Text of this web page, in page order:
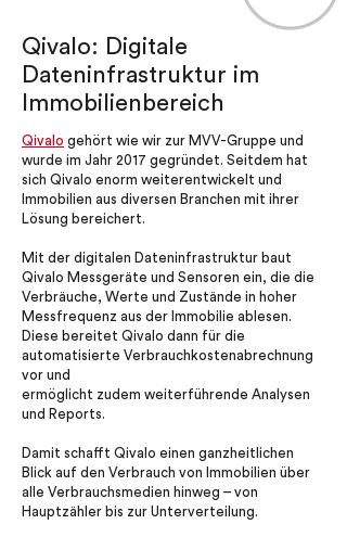
Qivalo: Digitale
Dateninfrastruktur im
Immobilienbereich
Qivalo gehört wie wir zur MVV-Gruppe und
wurde im Jahr 2017 gegründet. Seitdem hat
sich Qivalo enorm weiterentwickelt und
Immobilien aus diversen Branchen mit ihrer
Lösung bereichert.
Mit der digitalen Dateninfrastruktur baut
Qivalo Messgeräte und Sensoren ein, die die
Verbräuche, Werte und Zustände in hoher
Messfrequenz aus der Immobilie ablesen.
Diese bereitet Qivalo dann für die
automatisierte Verbrauchkostenabrechnung
vor und
ermöglicht zudem weiterführende Analysen
und Reports.
Damit schafft Qivalo einen ganzheitlichen
Blick auf den Verbrauch von Immobilien über
alle Verbrauchsmedien hinweg – von
Hauptzähler bis zur Unterverteilung.